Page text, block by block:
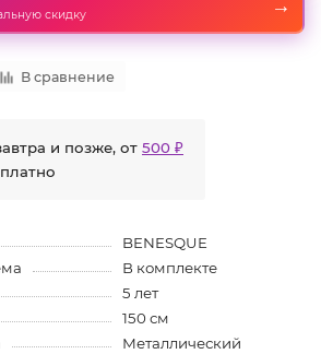
скидку
В сравнение
и позже, от 500 ₽
BENESQUE
В комплекте
5 лет
150 см
Металлический